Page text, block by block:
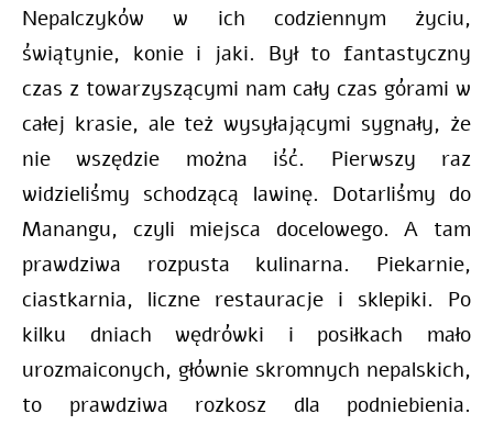
Nepalczyków w ich codziennym życiu,
świątynie, konie i jaki. Był to fantastyczny
czas z towarzyszącymi nam cały czas górami w
całej krasie, ale też wysyłającymi sygnały, że
nie wszędzie można iść. Pierwszy raz
widzieliśmy schodzącą lawinę. Dotarliśmy do
Manangu, czyli miejsca docelowego. A tam
prawdziwa rozpusta kulinarna. Piekarnie,
ciastkarnia, liczne restauracje i sklepiki. Po
kilku dniach wędrówki i posiłkach mało
urozmaiconych, głównie skromnych nepalskich,
to prawdziwa rozkosz dla podniebienia.